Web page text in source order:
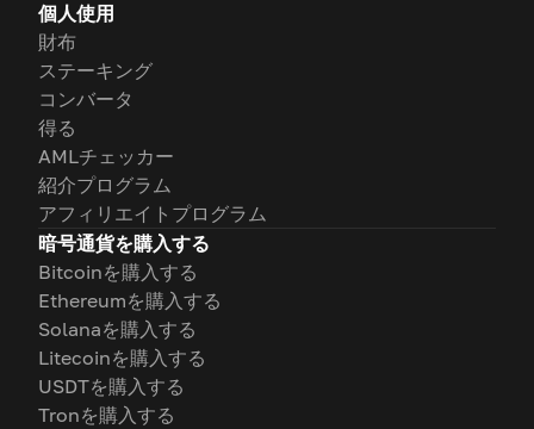
個人使用
財布
ステーキング
コンバータ
得る
AMLチェッカー
紹介プログラム
アフィリエイトプログラム
暗号通貨を購入する
Bitcoinを購入する
Ethereumを購入する
Solanaを購入する
Litecoinを購入する
USDTを購入する
Tronを購入する